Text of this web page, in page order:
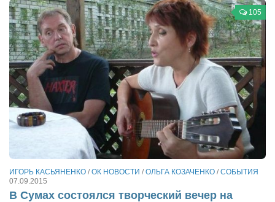
Евгений Полюхович
Ольга Чикина
Бизнес-партнёры
Здоровье
Врач психиатр–нарколог Анплеев А.Б.
Косметологическое отделение КП Сумская
городская клиническая больница №4
Оптика — Медтехника
Тенториум -центр независимых дистрибьюторов
Кафе, клубы, рестораны
105
ИГОРЬ КАСЬЯНЕНКО /ОК НОВОСТИ /ОЛЬГА КОЗАЧЕНКО /СОБЫТИЯ
07.09.2015
В Сумах состоялся творческий вечер на